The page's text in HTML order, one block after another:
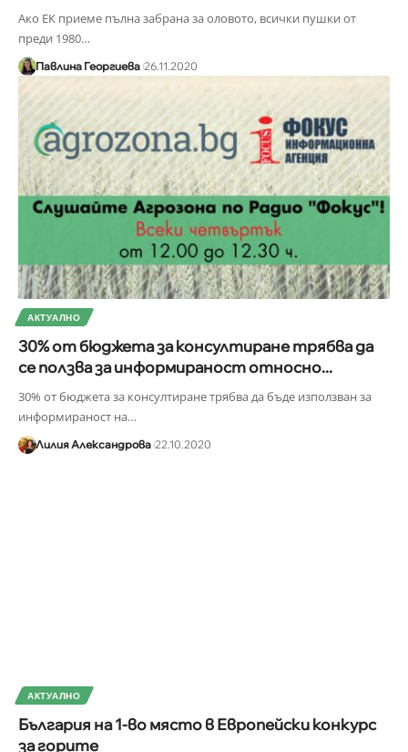
Ако ЕК приеме пълна забрана за оловото, всички пушки от
преди 1980…
Павлина Георгиева 26.11.2020
АКТУАЛНО
30% от бюджета за консултиране трябва да
се ползва за информираност относно...
30% от бюджета за консултиране трябва да бъде използван за
информираност на…
Лилия Александрова 22.10.2020
АКТУАЛНО
България на 1-во място в Европейски конкурс
за горите